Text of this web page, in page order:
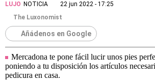
LUJO NOTICIA
22 jun 2022 - 17:25
The Luxonomist
Añádenos en Google
Mercadona te pone fácil lucir unos pies
poniendo a tu disposición los artículos
pedicura en casa.